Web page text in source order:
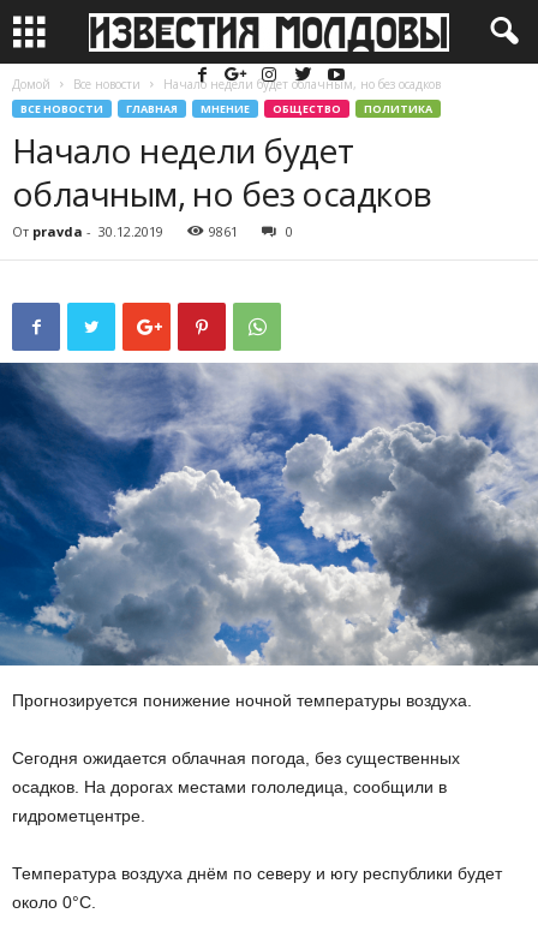
Домой Все новости Начало недели будет облачным, но без осадков
ВСЕ НОВОСТИ ГЛАВНАЯ МНЕНИЕ ОБЩЕСТВО ПОЛИТИКА
Начало недели будет
облачным, но без осадков
От pravda - 30.12.2019 9861 0
Прогнозируется понижение ночной температуры воздуха.
Сегодня ожидается облачная погода, без существенных
осадков. На дорогах местами гололедица, сообщили в
гидрометцентре.
Температура воздуха днём по северу и югу республики будет
около 0°С.